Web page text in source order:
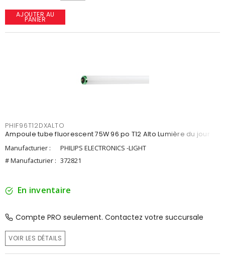
AJOUTER AU
PANIER
PHIF96T12DXALTO
Ampoule tube fluorescent 75W 96 po T12 Alto Lumière du jour
Manufacturier :
PHILIPS ELECTRONICS -LIGHT
# Manufacturier : 372821
En inventaire
Compte PRO seulement. Contactez votre succursale
VOIR LES DÉTAILS